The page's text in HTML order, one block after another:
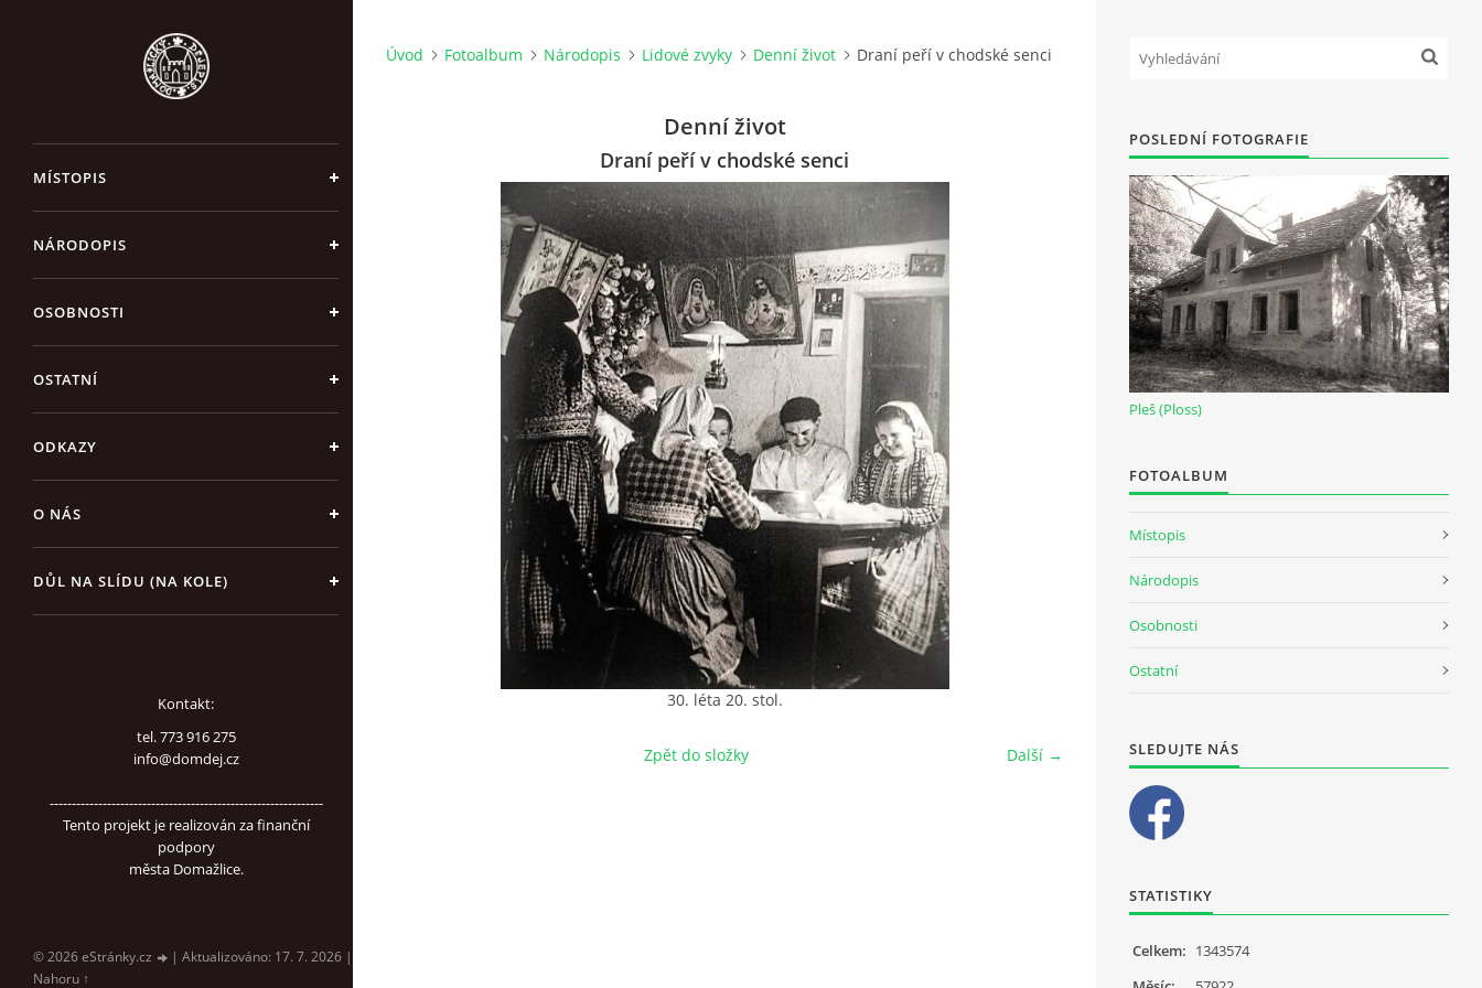
MÍSTOPIS
NÁRODOPIS
OSOBNOSTI
OSTATNÍ
ODKAZY
O NÁS
DŮL NA SLÍDU (NA KOLE)
Kontakt:
tel. 773 916 275
info@domdej.cz
--------------------------------------------------------------
Tento projekt je realizován za finanční
podpory
města Domažlice.
© 2026 eStránky.cz | Aktualizováno: 17. 7. 2026 |
Nahoru ↑
Úvod Fotoalbum Národopis Lidové zvyky Denní život Draní peří v chodské senci
Denní život
Draní peří v chodské senci
30. léta 20. stol.
Další →
Zpět do složky
POSLEDNÍ FOTOGRAFIE
Pleš (Ploss)
FOTOALBUM
Místopis
Národopis
Osobnosti
Ostatní
SLEDUJTE NÁS
STATISTIKY
Celkem: 1343574